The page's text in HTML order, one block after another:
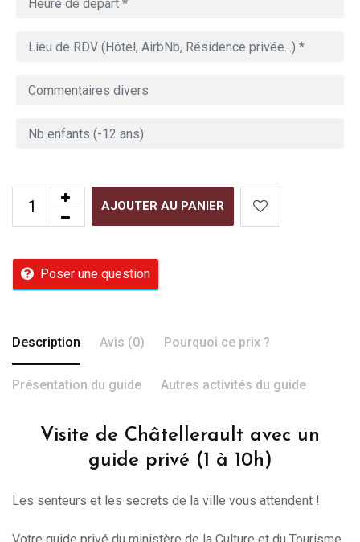
AJOUTER AU PANIER
Poser une question
Description Avis (0) Pourquoi ce prix ?
Présentation du guide Autres activités du guide
Visite de Châtellerault avec un
guide privé (1 à 10h)
Les senteurs et les secrets de la ville vous attendent !